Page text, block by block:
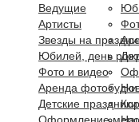
Ведущие
Артисты
Звезды на
Юбилей, день
Фото и видео
Аренда
Детские праздники
Оформление